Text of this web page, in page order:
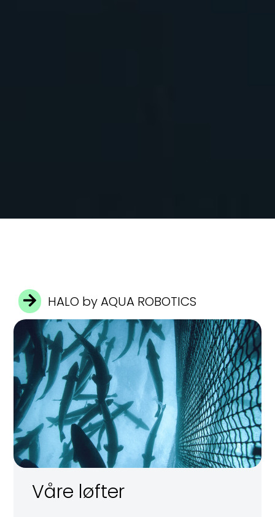
HALO by AQUA ROBOTICS
Våre løfter